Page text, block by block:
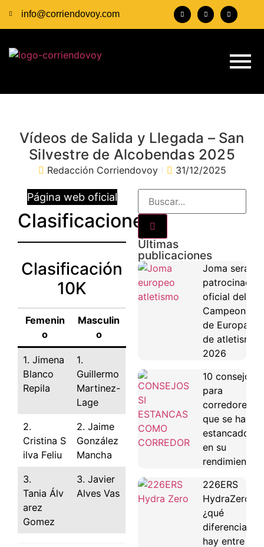
info@corriendovoy.com
Vídeos de Salida y Llegada – San
Silvestre de Alcobendas 2025
Redacción Corriendovoy 31/12/2025
Página web oficial
Clasificaciones
Clasificación
10K
Femenin
o
Masculin
o
1. Jimena
Blanco
Repila
1.
Guillermo
Martinez-
Lage
2.
Cristina S
ilva Feliu
2. Jaime
González
Mancha
3.
Tania Álv
arez
Gomez
3. Javier
Alves Vas
Últimas
publicaciones
Joma será
patrocinador
oficial del
Campeonato
de Europa
de atletismo
2026
10 consejos
para
corredores
que se han
estancado
en su
rendimiento
226ERS
HydraZero:
¿qué
diferencias
hay entre